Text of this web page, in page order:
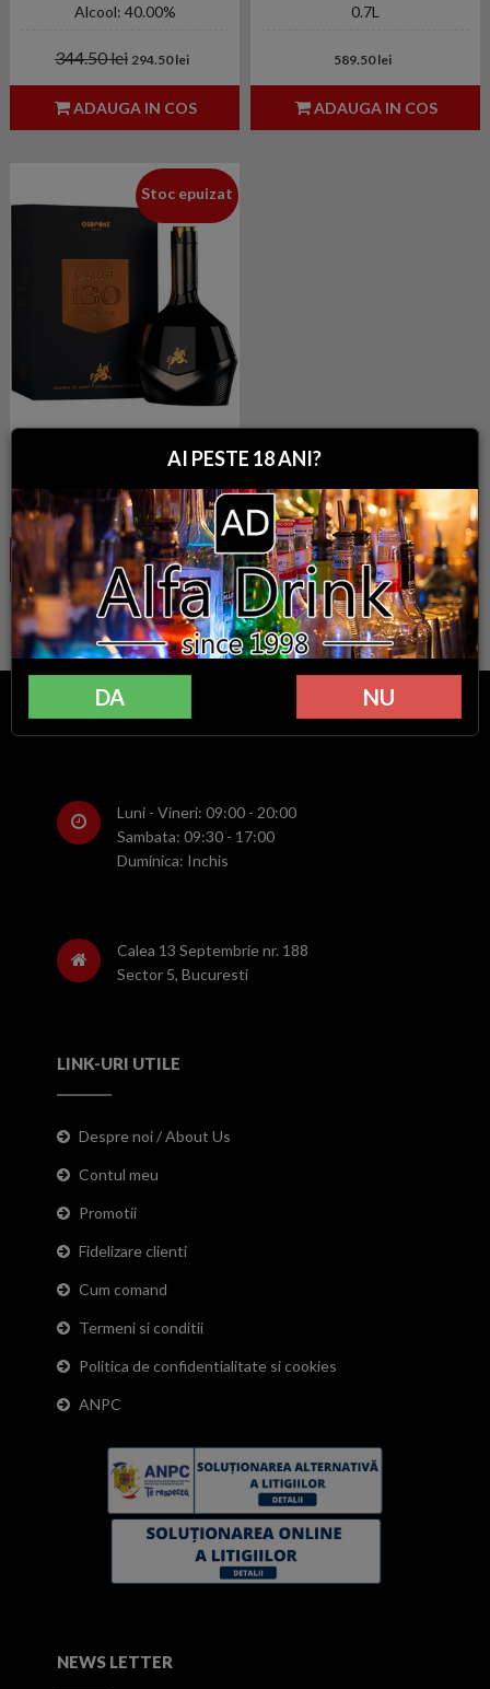
Alcool: 40.00%
344.50 lei 294.50 lei
ADAUGA IN COS
0.7L
589.50 lei
ADAUGA IN COS
Stoc epuizat
Alcool: 45.00%
1,012.50 lei
CITESTE MAI MULT
0733 932 199
0722 598 848
Luni - Vineri: 09:00 - 20:00
Sambata: 09:30 - 17:00
Duminica: Inchis
Calea 13 Septembrie nr. 188
Sector 5, Bucuresti
LINK-URI UTILE
Despre noi / About Us
Contul meu
Promotii
Fidelizare clienti
Cum comand
Termeni si conditii
Politica de confidentialitate si cookies
ANPC
NEWS LETTER
AI PESTE 18 ANI?
DA NU